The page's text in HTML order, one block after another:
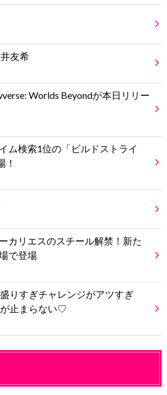
友希
Worlds Beyondが本日リリー
ム検索1位の「ビルドストライ
！
カリエスのスチール解禁！新た
で登場
りすぎチャレンジがアツすぎ
止まらない♡